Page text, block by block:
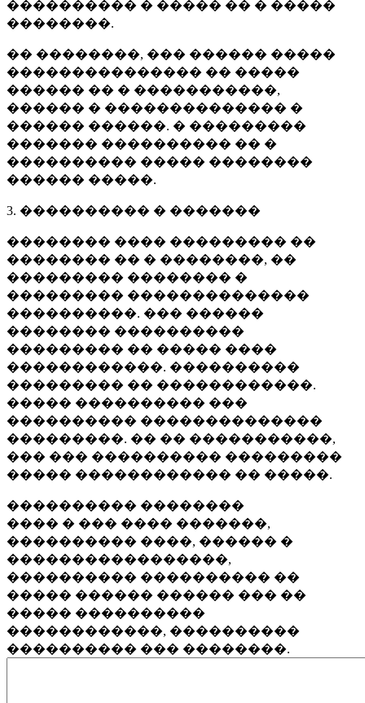
���������� � ����� �� � �����
��������.
�� ��������, ��� ������ �����
��������������� �� �����
������ �� � �����������,
������ � �������������� �
������ ������. � ���������
������� ���������� �� �
���������� ����� ��������
������ �����.
3. ���������� � �������
�������� ���� ��������� ��
�������� �� � ��������, ��
��������� �������� �
��������� ��������������
����������. ��� ������
�������� ����������
��������� �� ����� ����
������������. ����������
��������� �� ������������.
����� ���������� ���
���������� ��������������
���������. �� �� �����������,
��� ��� ���������� ���������
����� ������������ �� �����.
���������� ��������
���� � ��� ���� �������,
���������� ����, ������ �
�����������������,
���������� ���������� ��
����� ������ ������ ��� ��
����� ����������
������������, ����������
���������� ��� ��������.